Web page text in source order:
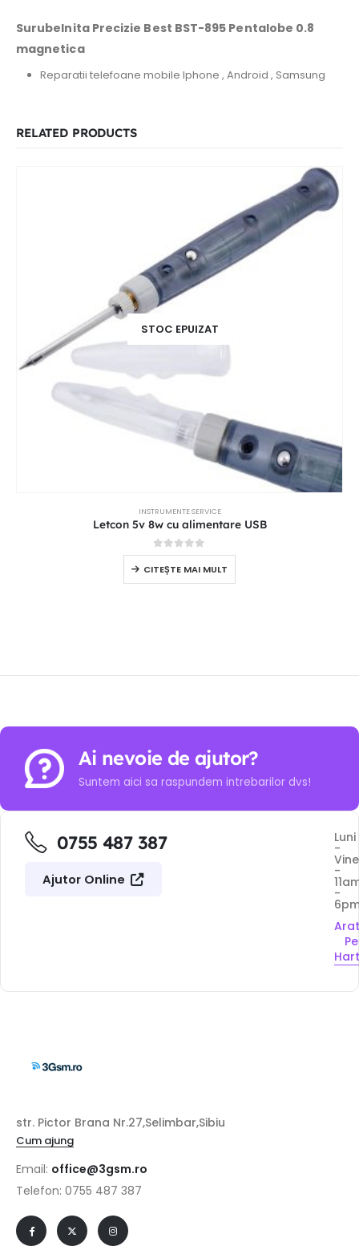
Surubelnita Precizie Best BST-895 Pentalobe 0.8
magnetica
Reparatii telefoane mobile Iphone , Android , Samsung
RELATED PRODUCTS
STOC EPUIZAT
INSTRUMENTE SERVICE
Letcon 5v 8w cu alimentare USB
0out of 5
CITEȘTE MAI MULT
Ai nevoie de ajutor?
Suntem aici sa raspundem intrebarilor dvs!
0755 487 387
Ajutor Online
Luni
-
-
-
Pe
str. Pictor Brana Nr.27,Selimbar,Sibiu
Cum ajung
Email: office@3gsm.ro
Telefon: 0755 487 387